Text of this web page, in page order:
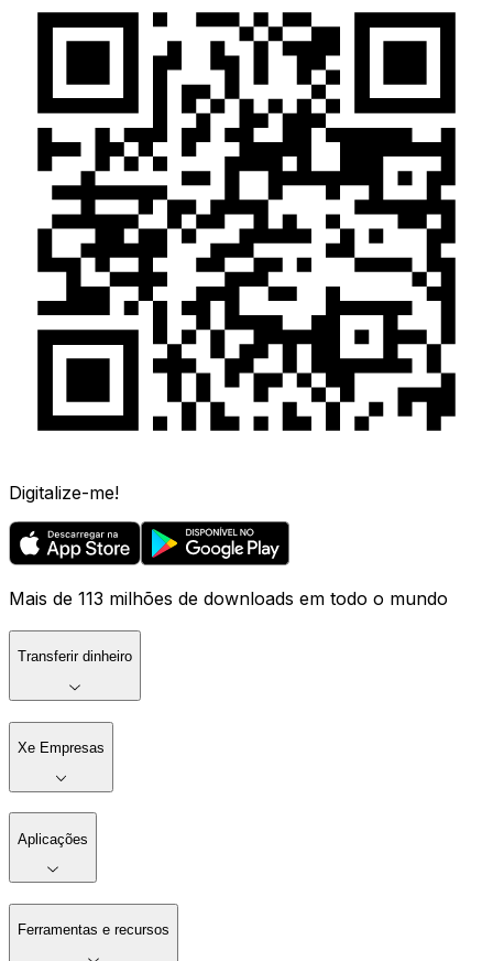
Digitalize-me!
Mais de 113 milhões de downloads em todo o mundo
Transferir dinheiro
Xe Empresas
Aplicações
Ferramentas e recursos